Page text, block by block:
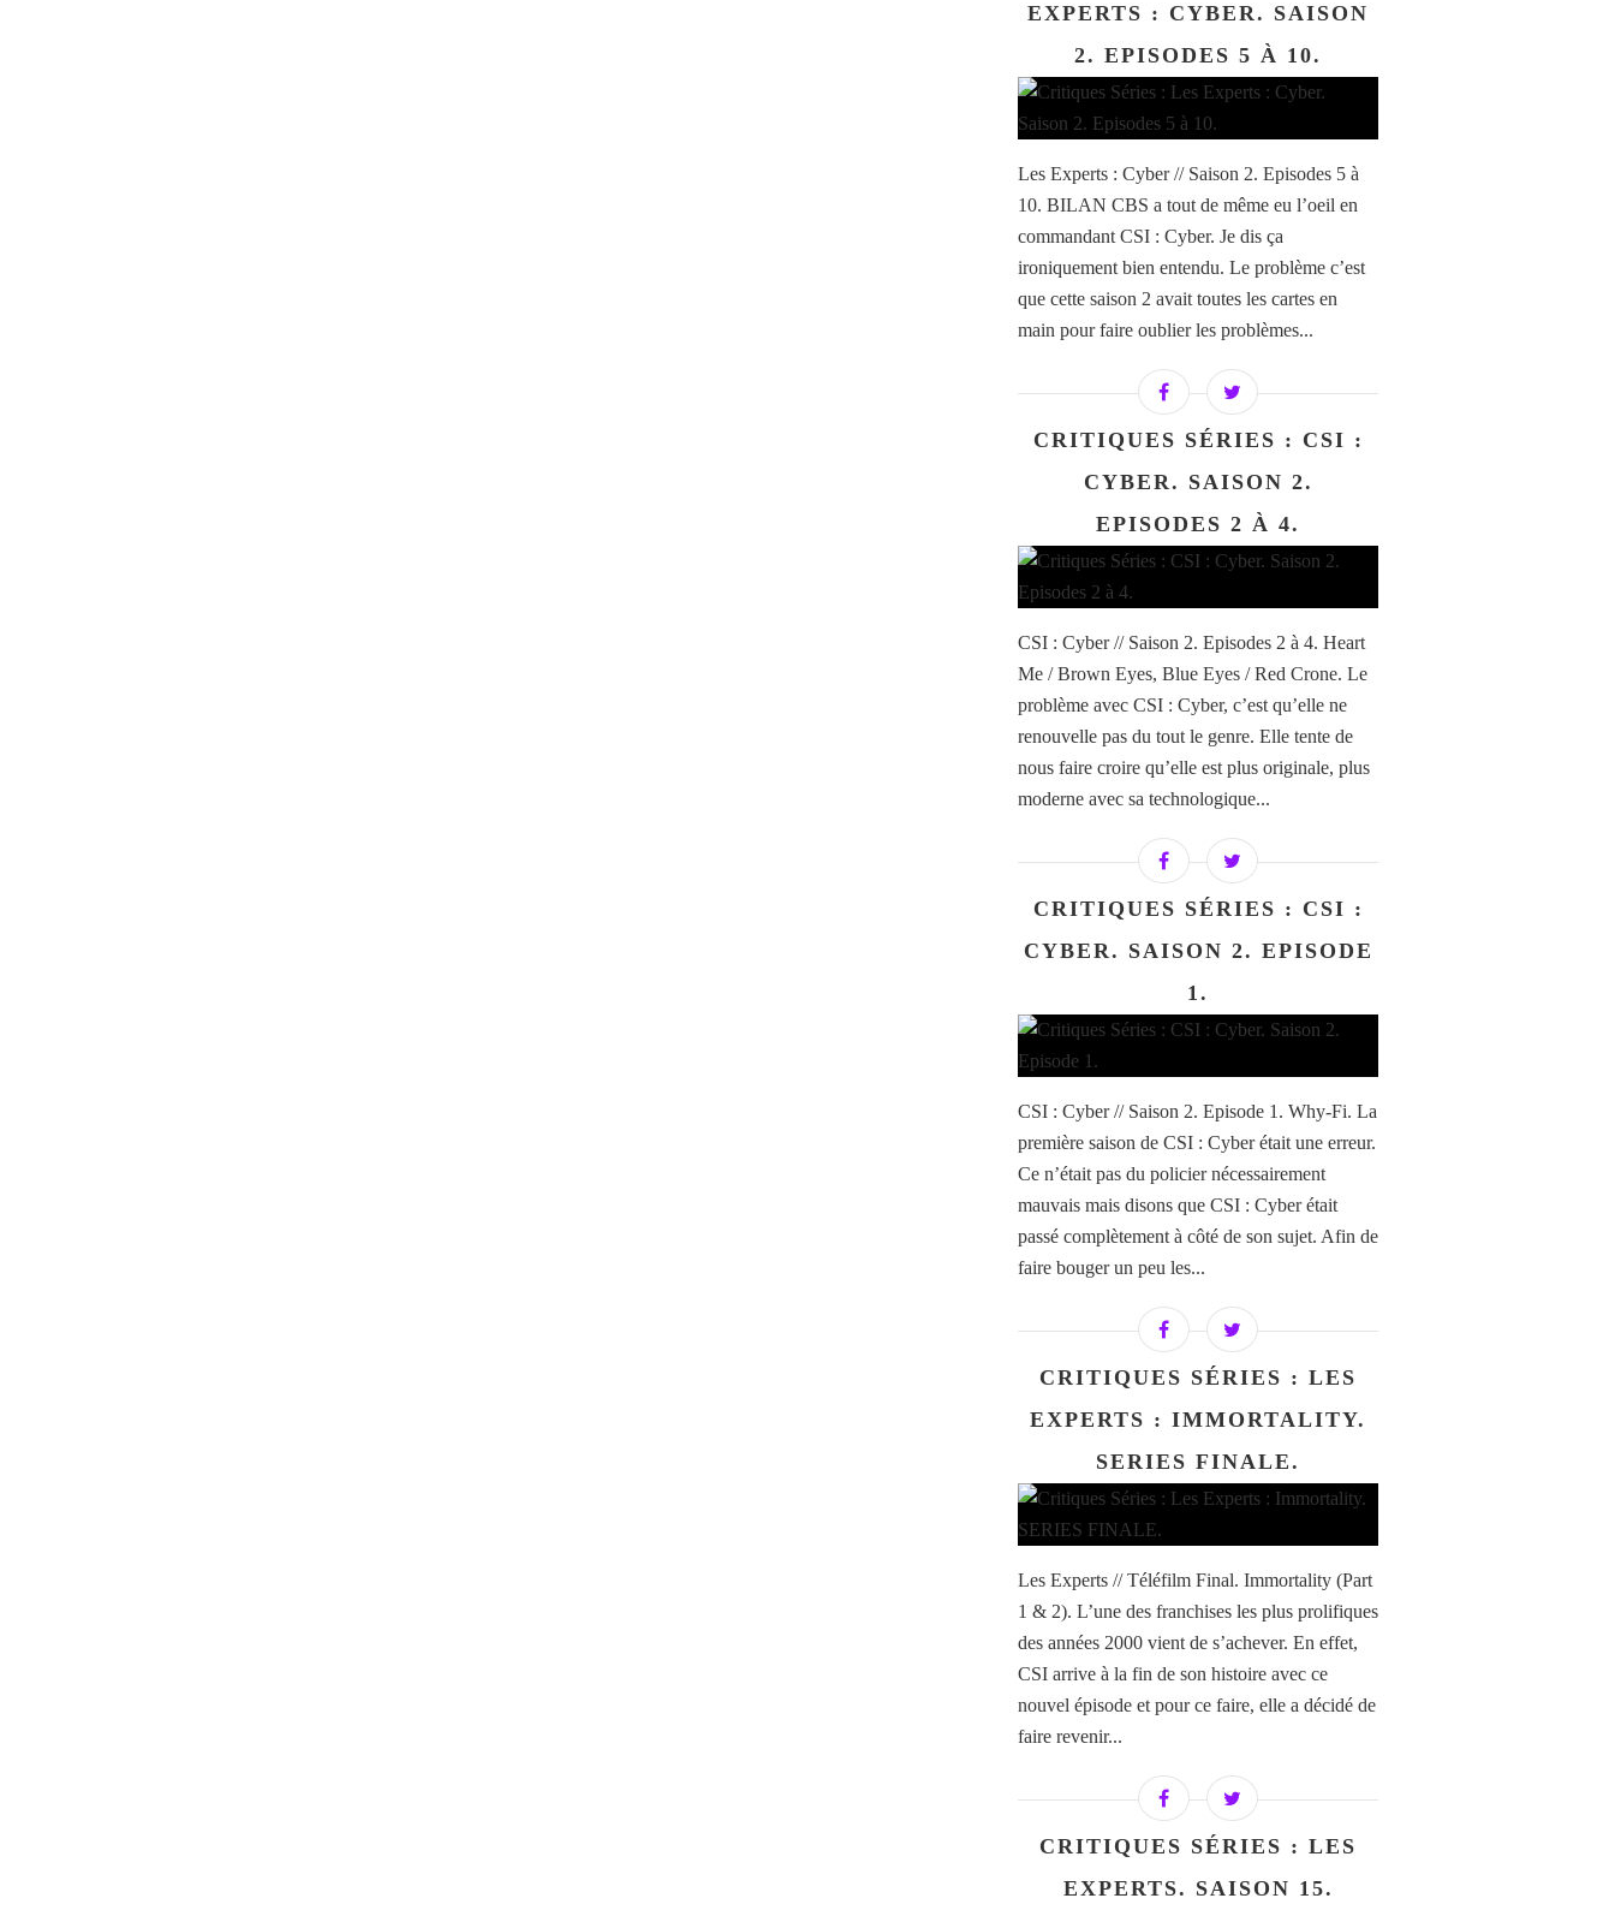
EXPERTS : CYBER. SAISON
2. EPISODES 5 À 10.
Les Experts : Cyber // Saison 2. Episodes 5 à
10. BILAN CBS a tout de même eu l’oeil en
commandant CSI : Cyber. Je dis ça
ironiquement bien entendu. Le problème c’est
que cette saison 2 avait toutes les cartes en
main pour faire oublier les problèmes...
CRITIQUES SÉRIES : CSI :
CYBER. SAISON 2.
EPISODES 2 À 4.
CSI : Cyber // Saison 2. Episodes 2 à 4. Heart
Me / Brown Eyes, Blue Eyes / Red Crone. Le
problème avec CSI : Cyber, c’est qu’elle ne
renouvelle pas du tout le genre. Elle tente de
nous faire croire qu’elle est plus originale, plus
moderne avec sa technologique...
CRITIQUES SÉRIES : CSI :
CYBER. SAISON 2. EPISODE
1.
CSI : Cyber // Saison 2. Episode 1. Why-Fi. La
première saison de CSI : Cyber était une erreur.
Ce n’était pas du policier nécessairement
mauvais mais disons que CSI : Cyber était
passé complètement à côté de son sujet. Afin de
faire bouger un peu les...
CRITIQUES SÉRIES : LES
EXPERTS : IMMORTALITY.
SERIES FINALE.
Les Experts // Téléfilm Final. Immortality (Part
1 & 2). L’une des franchises les plus prolifiques
des années 2000 vient de s’achever. En effet,
CSI arrive à la fin de son histoire avec ce
nouvel épisode et pour ce faire, elle a décidé de
faire revenir...
CRITIQUES SÉRIES : LES
EXPERTS. SAISON 15.